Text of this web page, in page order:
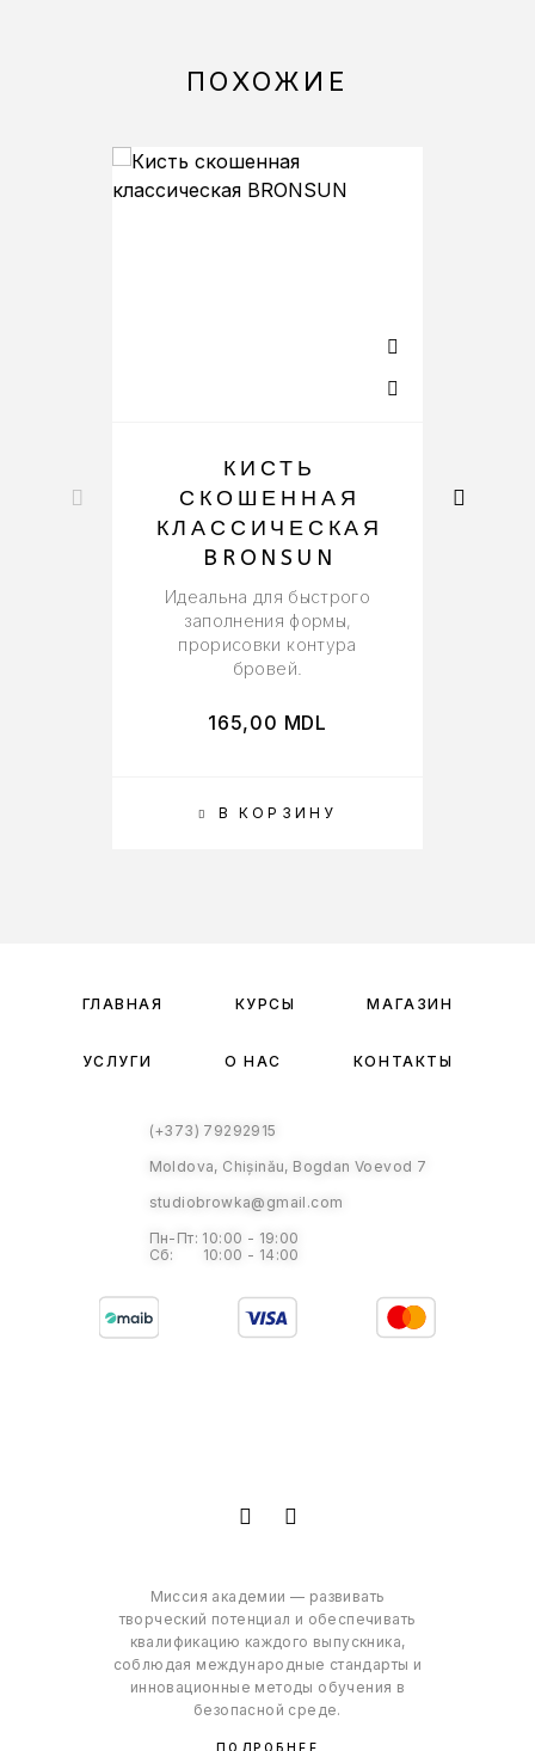
ПОХОЖИЕ
В КОРЗИНУ
КИСТЬ
СКОШЕННАЯ
КЛАССИЧЕСКАЯ
BRONSUN
Идеальна для быстрого
заполнения формы,
прорисовки контура
бровей.
165,00 MDL
ГЛАВНАЯ КУРСЫ МАГАЗИН
УСЛУГИ О НАС КОНТАКТЫ
(+373) 79292915
Moldova, Chișinău, Bogdan Voevod 7
studiobrowka@gmail.com
Пн-Пт: 10:00 - 19:00
Сб: 10:00 - 14:00
Миссия академии — развивать
творческий потенциал и обеспечивать
квалификацию каждого выпускника,
соблюдая международные стандарты и
инновационные методы обучения в
безопасной среде.
ПОДРОБНЕЕ